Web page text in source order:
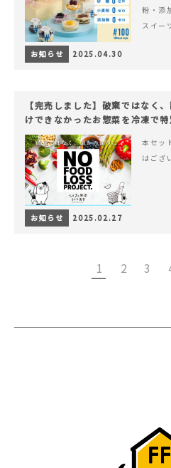
粉・添
スイー
お知らせ 2025.04.30
【完売しました】破棄ではなく
けできなかったお惣菜を冷凍で
本セッ
はござ
お知らせ 2025.02.27
1 2 3